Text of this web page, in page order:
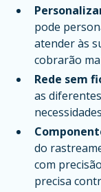
pode
atender às
cobrarão
Rede sem
as
do
com
precisa